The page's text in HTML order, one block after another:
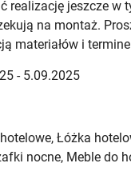
realizację jeszcze w
na montaż.
materiałów i
- 5.09.2025
Łóżka
nocne, Meble do